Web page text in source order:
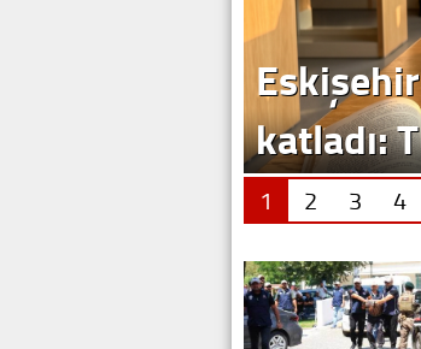
katladı:
1 2 3 4